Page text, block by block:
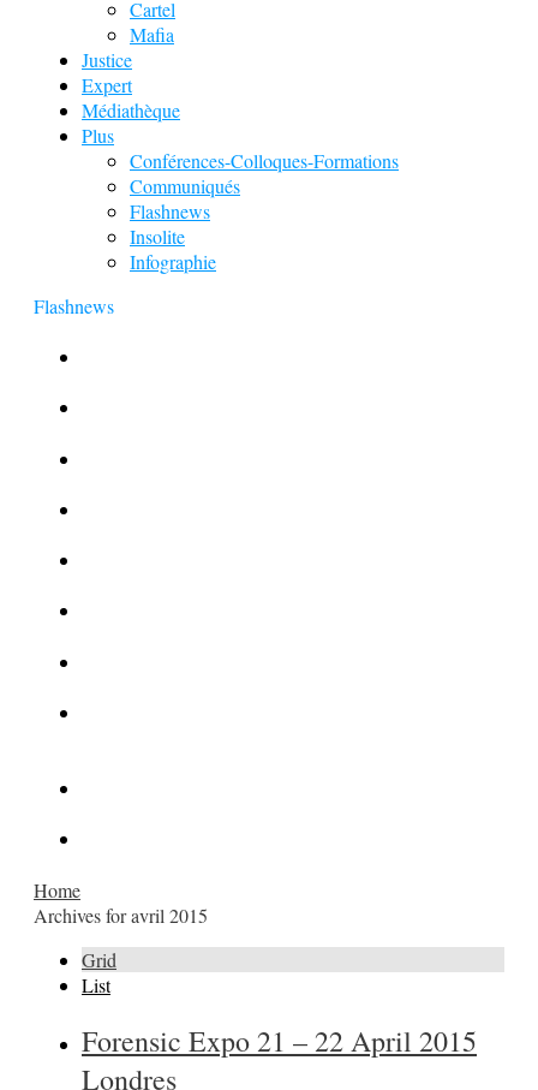
Cartel
Mafia
Justice
Expert
Médiathèque
Plus
Conférences-Colloques-Formations
Communiqués
Flashnews
Insolite
Infographie
Flashnews
Home
Archives for avril 2015
Grid
List
Forensic Expo 21 – 22 April 2015
Londres